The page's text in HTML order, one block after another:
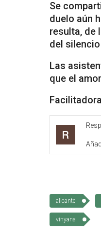
Se
duelo aún
resulta, de
del
Las
que el
alicante
vinyana